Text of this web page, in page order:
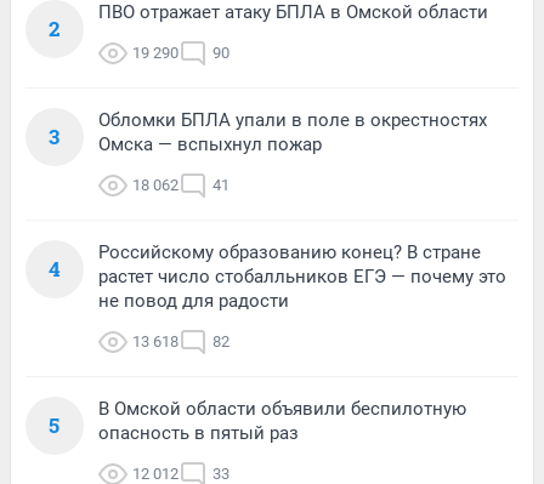
2
ПВО отражает атаку БПЛА в Омской области
19 290 90
3
Обломки БПЛА упали в поле в окрестностях
Омска — вспыхнул пожар
18 062 41
4
Российскому образованию конец? В стране
растет число стобалльников ЕГЭ — почему это
не повод для радости
13 618 82
5
В Омской области объявили беспилотную
опасность в пятый раз
12 012 33